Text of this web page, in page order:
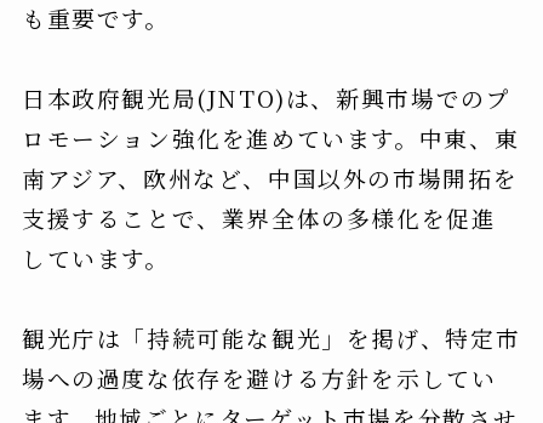
も重要です。
日本政府観光局(JNTO)は、新興市場でのプ
ロモーション強化を進めています。中東、東
南アジア、欧州など、中国以外の市場開拓を
支援することで、業界全体の多様化を促進
しています。
観光庁は「持続可能な観光」を掲げ、特定市
場への過度な依存を避ける方針を示してい